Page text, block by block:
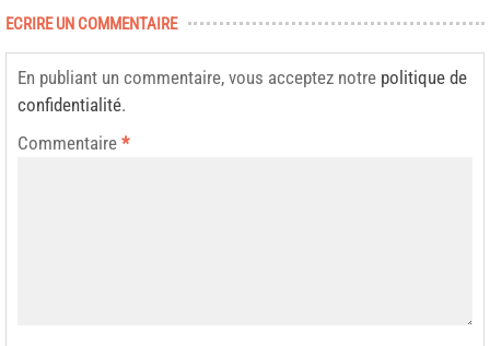
ECRIRE UN COMMENTAIRE
En publiant un commentaire, vous acceptez notre politique de
confidentialité.
Commentaire *